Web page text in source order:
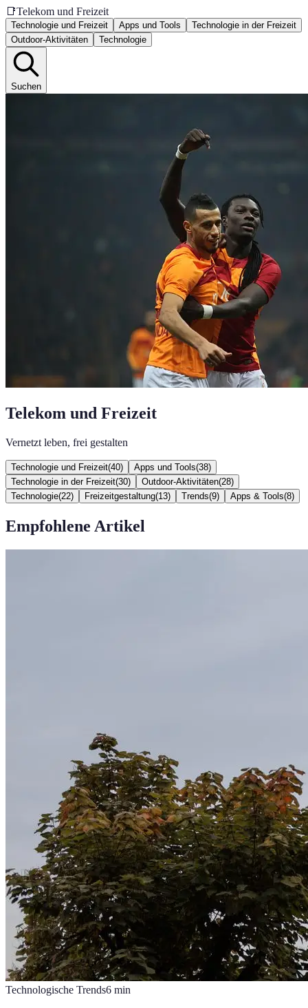
📑Telekom und Freizeit
Technologie und Freizeit Apps und Tools
Technologie in der Freizeit
Outdoor-Aktivitäten
Technologie
Suchen
Telekom und Freizeit
Vernetzt leben, frei gestalten
Technologie und Freizeit(40) Apps und Tools(38)
Technologie in der Freizeit(30) Outdoor-Aktivitäten(28)
Technologie(22) Freizeitgestaltung(13) Trends(9) Apps & Tools(8)
Empfohlene Artikel
Technologische Trends6 min